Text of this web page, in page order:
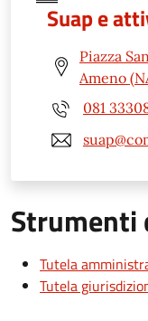
Suap e
Piazza
Ameno
081
Strumenti
Tutela
Tutela